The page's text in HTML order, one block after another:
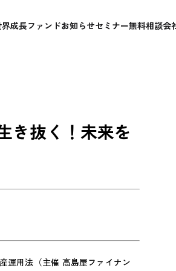
成長ファンドお知らせセミナー無料相談会
き抜く！未来を
運用法（主催 高島屋ファイナン